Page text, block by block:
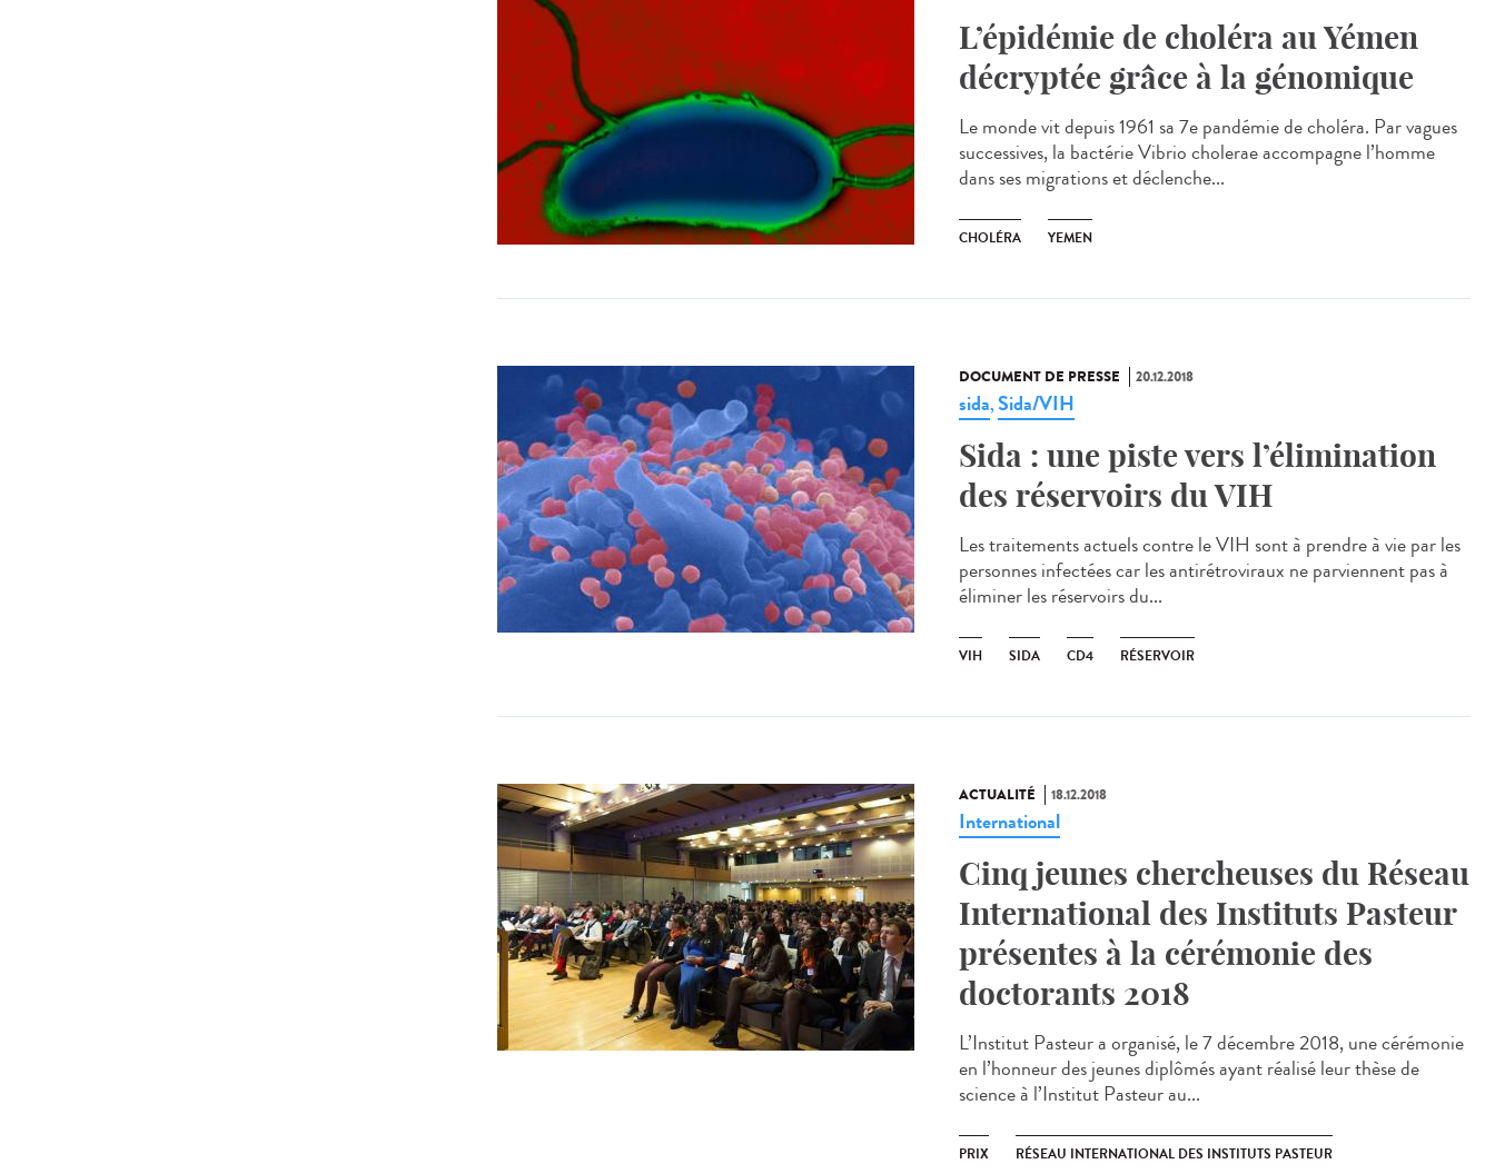
L’épidémie de choléra au Yémen
décryptée grâce à la génomique
Le monde vit depuis 1961 sa 7e pandémie de choléra. Par vagues
successives, la bactérie Vibrio cholerae accompagne l’homme
dans ses migrations et déclenche...
CHOLÉRA YEMEN
DOCUMENT DE PRESSE 20.12.2018
sida,Sida/VIH
Sida : une piste vers l’élimination
des réservoirs du VIH
Les traitements actuels contre le VIH sont à prendre à vie par les
personnes infectées car les antirétroviraux ne parviennent pas à
éliminer les réservoirs du...
VIH SIDA CD4 RÉSERVOIR
ACTUALITÉ 18.12.2018
International
Cinq jeunes chercheuses du Réseau
International des Instituts Pasteur
présentes à la cérémonie des
doctorants 2018
L’Institut Pasteur a organisé, le 7 décembre 2018, une cérémonie
en l’honneur des jeunes diplômés ayant réalisé leur thèse de
science à l’Institut Pasteur au...
PRIX RÉSEAU INTERNATIONAL DES INSTITUTS PASTEUR